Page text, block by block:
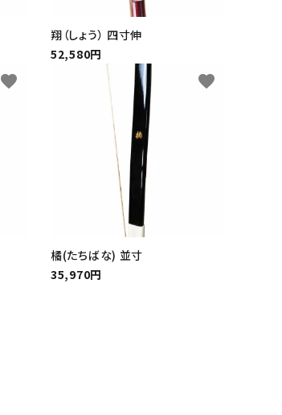
翔（しょう） 四寸伸
52,580円
favorite
橘(たちばな) 並寸
35,970円
favorite